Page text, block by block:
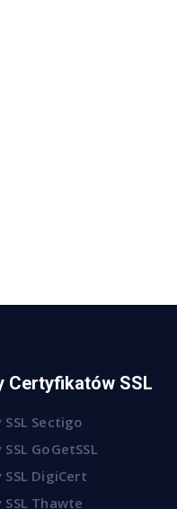
Certyfikatów SSL
Sectigo
GoGetSSL
DigiCert
Thawte